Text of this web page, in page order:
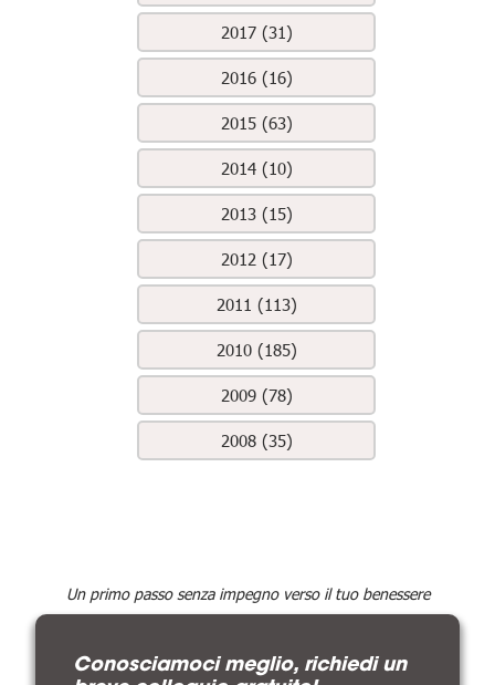
2017 (31)
2016 (16)
2015 (63)
2014 (10)
2013 (15)
2012 (17)
2011 (113)
2010 (185)
2009 (78)
2008 (35)
Un primo passo senza impegno verso il tuo benessere
Conosciamoci meglio, richiedi un